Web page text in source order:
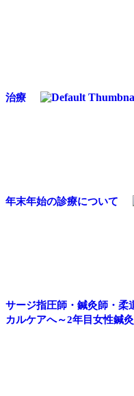
治療
年末年始の診療について
サージ指圧師・鍼灸師・柔
カルケアへ～2年目女性鍼